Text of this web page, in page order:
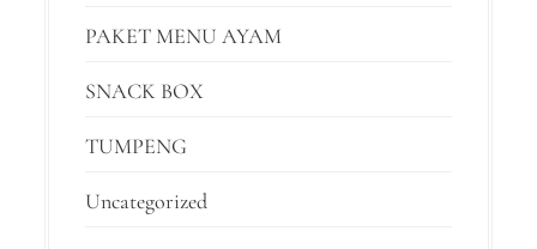
PAKET MENU AYAM
SNACK BOX
TUMPENG
Uncategorized